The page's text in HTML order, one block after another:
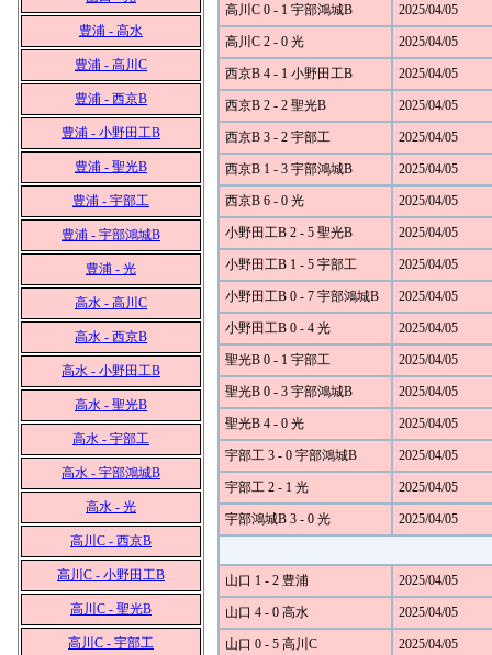
豊浦 - 高水
豊浦 - 高川C
豊浦 - 西京B
豊浦 - 小野田工B
豊浦 - 聖光B
豊浦 - 宇部工
豊浦 - 宇部鴻城B
豊浦 - 光
高水 - 高川C
高水 - 西京B
高水 - 小野田工B
高水 - 聖光B
高水 - 宇部工
高水 - 宇部鴻城B
高水 - 光
高川C - 西京B
高川C - 小野田工B
高川C - 聖光B
高川C - 宇部工
高川C 0 - 1 宇部鴻城B 2025/04/05
高川C 2 - 0 光 2025/04/05
西京B 4 - 1 小野田工B 2025/04/05
西京B 2 - 2 聖光B 2025/04/05
西京B 3 - 2 宇部工 2025/04/05
西京B 1 - 3 宇部鴻城B 2025/04/05
西京B 6 - 0 光 2025/04/05
小野田工B 2 - 5 聖光B 2025/04/05
小野田工B 1 - 5 宇部工 2025/04/05
小野田工B 0 - 7 宇部鴻城B 2025/04/05
小野田工B 0 - 4 光 2025/04/05
聖光B 0 - 1 宇部工 2025/04/05
聖光B 0 - 3 宇部鴻城B 2025/04/05
聖光B 4 - 0 光 2025/04/05
宇部工 3 - 0 宇部鴻城B 2025/04/05
宇部工 2 - 1 光 2025/04/05
宇部鴻城B 3 - 0 光 2025/04/05
山口 1 - 2 豊浦 2025/04/05
山口 4 - 0 高水 2025/04/05
山口 0 - 5 高川C 2025/04/05